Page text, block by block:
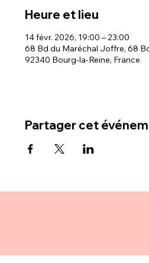
Heure et lieu
14 févr. 2026, 19:00 – 23:00
68 Bd du Maréchal Joffre, 68
92340 Bourg-la-Reine, France
Partager cet